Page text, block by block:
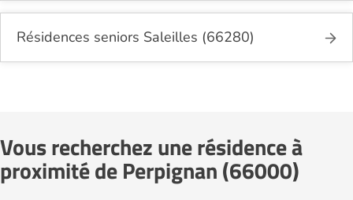
Résidences seniors Saleilles (66280)
Vous recherchez une résidence à
proximité de Perpignan (66000)